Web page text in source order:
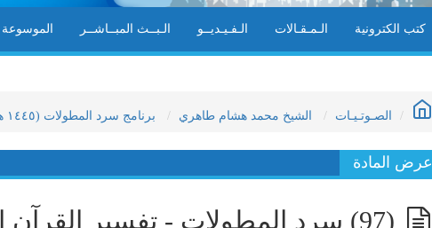
كتب الكترونية الـمـقـالات الـفـيـديــو الـبــث المبــاشــر الموسوعة
الصـوتـيـات الشيخ محمد هشام طاهري برنامج سرد المطولات (١٤٤٥ هـ)
عرض المادة
(97) سرد المطولات - تفسير